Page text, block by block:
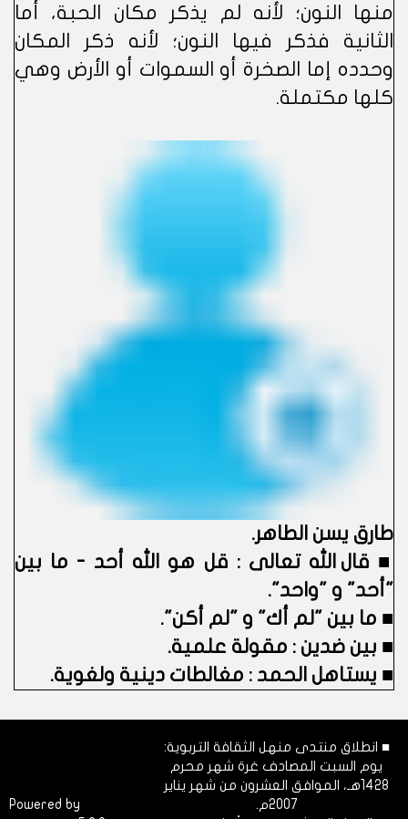
منها النون؛ لأنه لم يذكر مكان الحبة، أما
الثانية فذكر فيها النون؛ لأنه ذكر المكان
وحدده إما الصخرة أو السموات أو الأرض وهي
كلها مكتملة.
طارق يسن الطاهر.
■ قال الله تعالى : قل هو الله أحد - ما بين
"أحد" و "واحد".
■ ما بين "لم أك" و "لم أكن".
■ بين ضدين : مقولة علمية.
■ يستاهل الحمد : مغالطات دينية ولغوية.
■ انطلاق منتدى منهل الثقافة التربوية:
يوم السبت المصادف غرة شهر محرم
1428هـ، الموافق العشرون من شهر يناير
2007م.
Powered by